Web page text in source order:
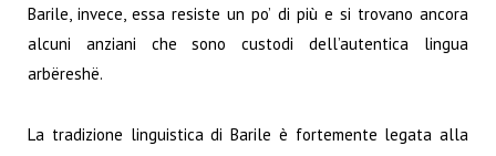
Barile, invece, essa resiste un po’ di più e si trovano ancora
alcuni anziani che sono custodi dell’autentica lingua
arbëreshë.
La tradizione linguistica di Barile è fortemente legata alla